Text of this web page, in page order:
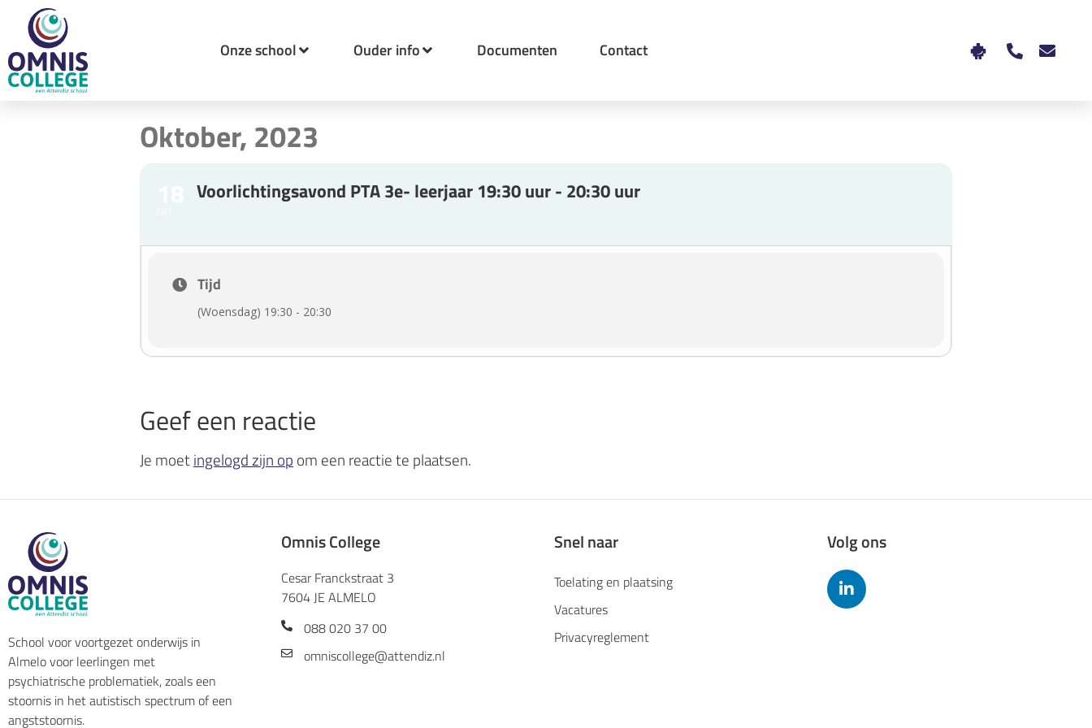
Onze school Ouder info Documenten Contact
Oktober, 2023
Voorlichtingsavond PTA 3e- leerjaar 19:30 uur - 20:30 uur
Tijd
(Woensdag) 19:30 - 20:30
Geef een reactie
Je moetingelogd zijn op om een reactie te plaatsen.
School voor voortgezet onderwijs in
Almelo voor leerlingen met
psychiatrische problematiek, zoals een
stoornis in het autistisch spectrum of een
angststoornis.
Omnis College
Cesar Franckstraat 3
7604 JE ALMELO
088 020 37 00
omniscollege@attendiz.nl
Snel naar
Toelating en plaatsing
Vacatures
Privacyreglement
Volg ons